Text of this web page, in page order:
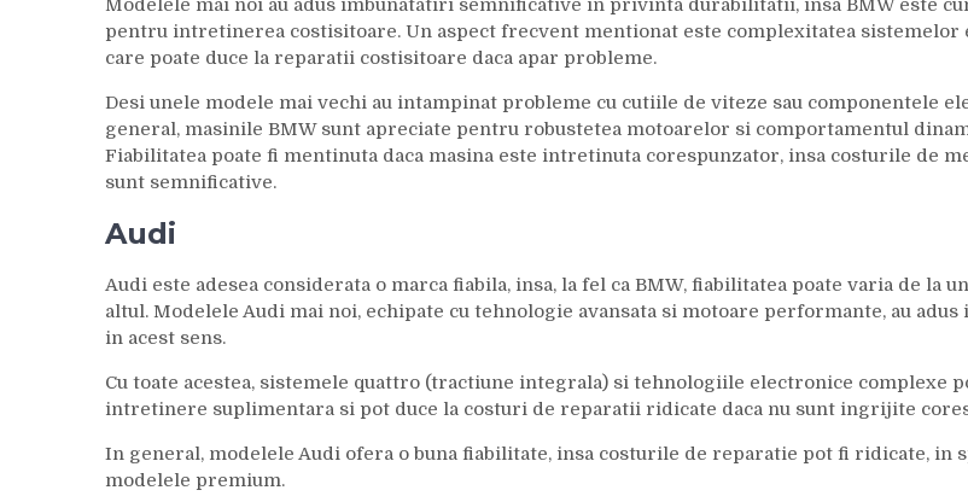
Modelele mai noi au adus imbunatatiri semnificative in privinta durabilitatii, insa BMW este
pentru intretinerea costisitoare. Un aspect frecvent mentionat este complexitatea sistemelor
care poate duce la reparatii costisitoare daca apar probleme.
Desi unele modele mai vechi au intampinat probleme cu cutiile de viteze sau componentele
general, masinile BMW sunt apreciate pentru robustetea motoarelor si comportamentul
Fiabilitatea poate fi mentinuta daca masina este intretinuta corespunzator, insa costurile de
sunt semnificative.
Audi
Audi este adesea considerata o marca fiabila, insa, la fel ca BMW, fiabilitatea poate varia de la
altul. Modelele Audi mai noi, echipate cu tehnologie avansata si motoare performante, au
in acest sens.
Cu toate acestea, sistemele quattro (tractiune integrala) si tehnologiile electronice complexe
intretinere suplimentara si pot duce la costuri de reparatii ridicate daca nu sunt ingrijite
In general, modelele Audi ofera o buna fiabilitate, insa costurile de reparatie pot fi ridicate, in
modelele premium.